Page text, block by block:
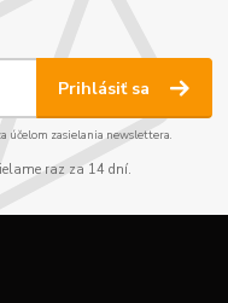
Prihlásiť sa
účelom zasielania newslettera.
raz za 14 dní.